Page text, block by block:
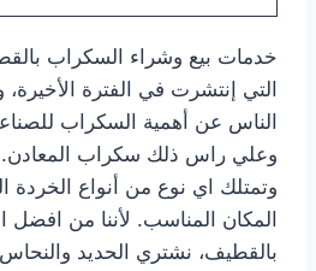
خدمات بيع وشراء السكراب
التي إنتشرت في الفترة
الناس عن أهمية السكراب
وعلي راس ذلك سكراب
وتمتلك اي نوع من أنواع الخردة
المكان المناسب. لأننا من
بالقطيف، نشتري الحديد والنحاس